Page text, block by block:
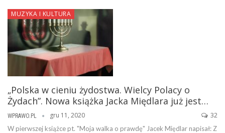
MUZYKA I KULTURA
„Polska w cieniu żydostwa. Wielcy Polacy o
Żydach”. Nowa książka Jacka Międlara już jest…
WPRAWO.PL gru 11, 2020 32
W pierwszej książce pt. "Moja walka o prawdę" Jacek Międlar napisał: Z